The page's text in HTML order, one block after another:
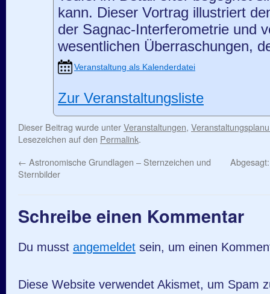
kann. Dieser Vortrag illustriert
der Sagnac-Interferometrie und
wesentlichen Überraschungen,
Veranstaltung als Kalenderdatei
Zur Veranstaltungsliste
Dieser Beitrag wurde unterVeranstaltungen,
Lesezeichen auf den Permalink.
← Astronomische Grundlagen – Sternzeichen und
Sternbilder
Schreibe einen Kommentar
Du musst angemeldet sein, um einen
Diese Website verwendet Akismet, um Spam